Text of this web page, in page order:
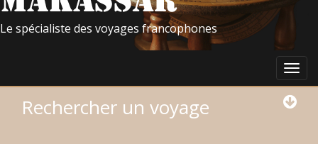
Le spécialiste des voyages francophones
Rechercher un voyage